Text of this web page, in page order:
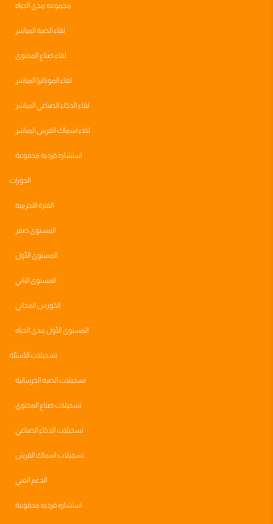
مجموعه مدى الحياه
لقاء الصبة المباشر
لقاء صناع المحتوى
لقاء الموناليزا المباشر
لقاء الذكاء الصناعي المباشر
لقاء اسماك القرش المباشر
استشاره فرديه مدفوعة
الدورات
الفترة التجريبية
المستوى صفر
المستوى الأول
المستوى الثاني
الكورس المجاني
المستوى الأول مدى الحياه
تسجيلات الأسئلة
تسجيلات الصبة الخرسانية
تسجيلات صناع المحتوى
تسجيلات الذكاء الصناعي
تسجيلات اسماك القرش
الدعم الفني
استشاره فرديه مدفوعة